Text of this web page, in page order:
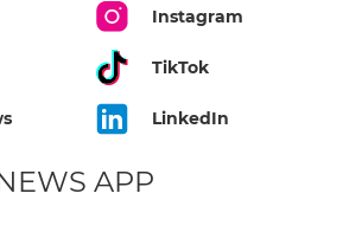
Instagram
TikTok
LinkedIn
APP